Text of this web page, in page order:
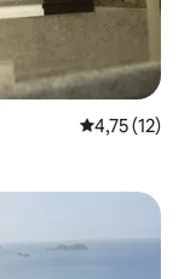
4,75 (12)